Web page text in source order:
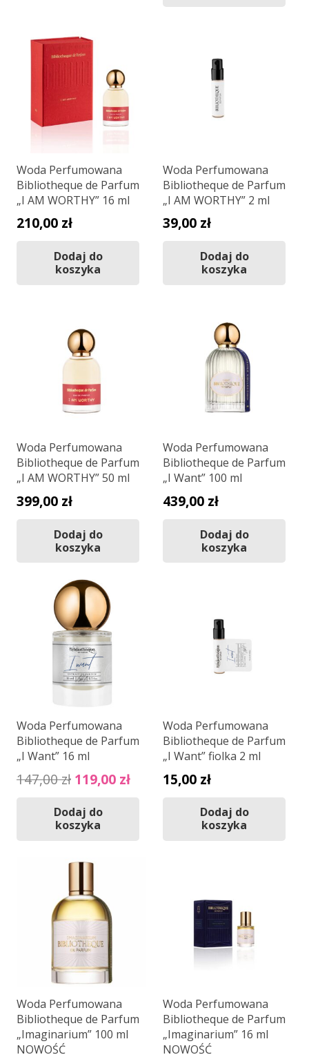
Woda Perfumowana
Bibliotheque de Parfum
„I AM WORTHY” 16 ml
210,00 zł
Dodaj do
koszyka
Woda Perfumowana
Bibliotheque de Parfum
„I AM WORTHY” 2 ml
39,00 zł
Dodaj do
koszyka
Woda Perfumowana
Bibliotheque de Parfum
„I AM WORTHY” 50 ml
399,00 zł
Dodaj do
koszyka
Woda Perfumowana
Bibliotheque de Parfum
„I Want” 100 ml
439,00 zł
Dodaj do
koszyka
Woda Perfumowana
Bibliotheque de Parfum
„I Want” 16 ml
147,00zł Pierwotna
wynosiła:
147,00 zł.
119,00 złAktualna
Dodaj do
koszyka
Woda Perfumowana
Bibliotheque de Parfum
„I Want” fiolka 2 ml
15,00 zł
Dodaj do
koszyka
Woda Perfumowana
Bibliotheque de Parfum
„Imaginarium” 100 ml
NOWOŚĆ
Woda Perfumowana
Bibliotheque de Parfum
„Imaginarium” 16 ml
NOWOŚĆ